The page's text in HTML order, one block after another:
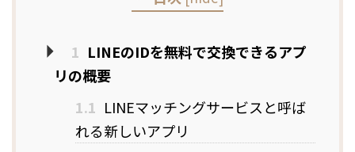
1 LINEのIDを無料で交換できるアプ
リの概要
1.1 LINEマッチングサービスと呼ば
れる新しいアプリ